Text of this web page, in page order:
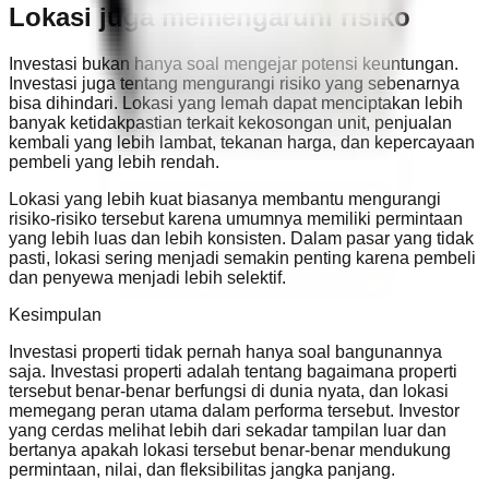
Lokasi juga memengaruhi risiko
Investasi bukan hanya soal mengejar potensi keuntungan.
Investasi juga tentang mengurangi risiko yang sebenarnya
bisa dihindari. Lokasi yang lemah dapat menciptakan lebih
banyak ketidakpastian terkait kekosongan unit, penjualan
kembali yang lebih lambat, tekanan harga, dan kepercayaan
pembeli yang lebih rendah.
Lokasi yang lebih kuat biasanya membantu mengurangi
risiko-risiko tersebut karena umumnya memiliki permintaan
yang lebih luas dan lebih konsisten. Dalam pasar yang tidak
pasti, lokasi sering menjadi semakin penting karena pembeli
dan penyewa menjadi lebih selektif.
Kesimpulan
Investasi properti tidak pernah hanya soal bangunannya
saja. Investasi properti adalah tentang bagaimana properti
tersebut benar-benar berfungsi di dunia nyata, dan lokasi
memegang peran utama dalam performa tersebut. Investor
yang cerdas melihat lebih dari sekadar tampilan luar dan
bertanya apakah lokasi tersebut benar-benar mendukung
permintaan, nilai, dan fleksibilitas jangka panjang.